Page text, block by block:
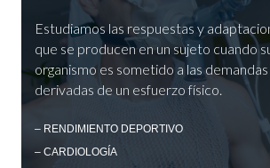
Estudiamos las respuestas y
que se producen en un sujeto cuando
organismo es sometido a las demandas
derivadas de un esfuerzo físico.
– RENDIMIENTO DEPORTIVO
– CARDIOLOGÍA